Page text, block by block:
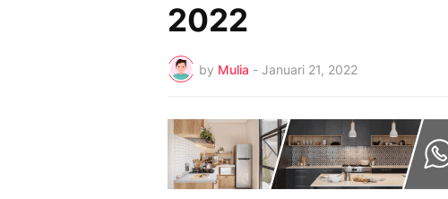
2022
by Mulia - Januari 21, 2022